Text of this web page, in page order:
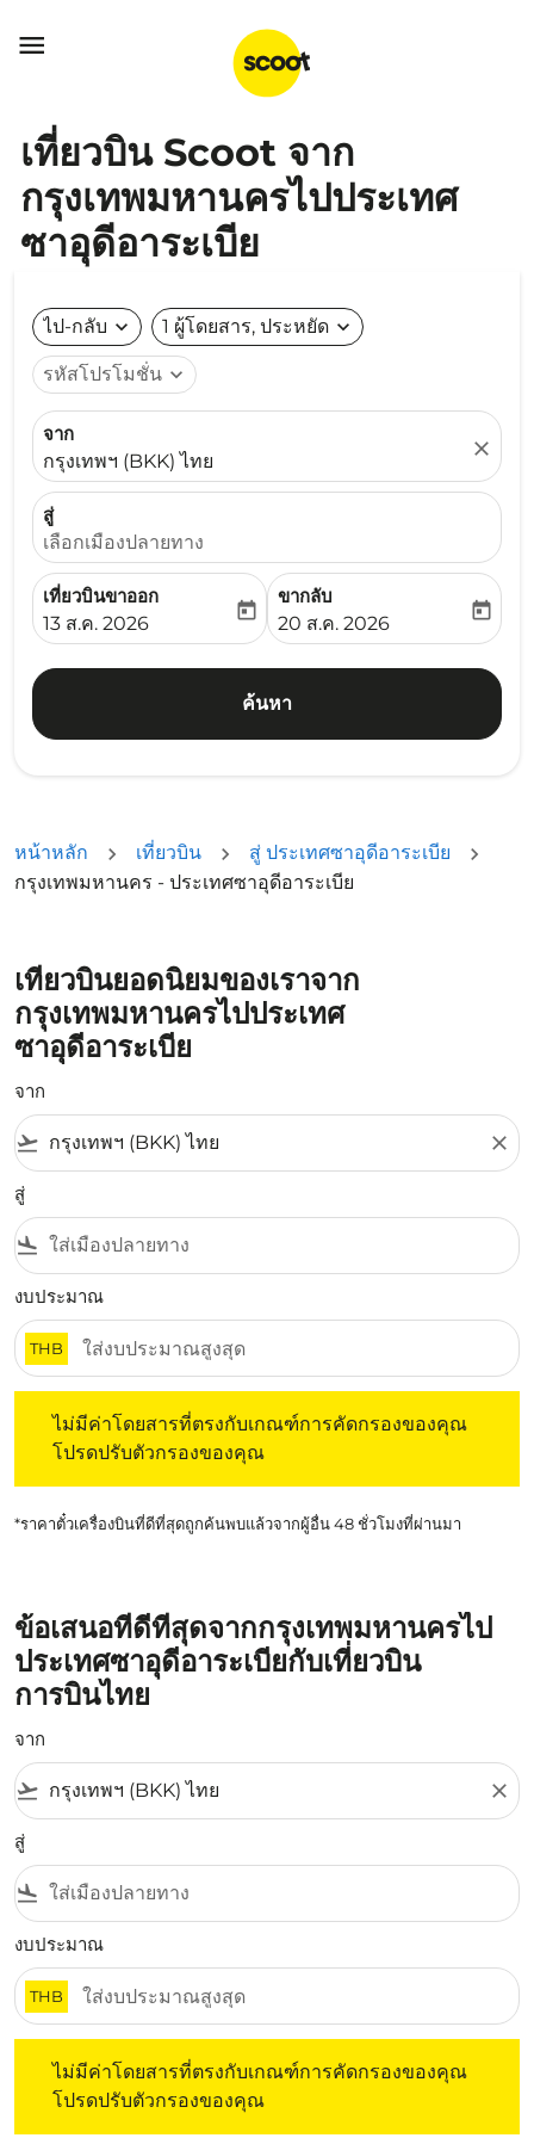

เที่ยวบิน Scoot จาก
กรุงเทพมหานครไปประเทศ
ซาอุดีอาระเบีย
ไป-กลับ expand_more 1 ผู้โดยสาร, ประหยัด expand_more
รหัสโปรโมชั่น expand_more
จาก
กรุงเทพฯ (BKK) ไทย
close
สู่
เลือกเมืองปลายทาง
เที่ยวบินขาออก
fc-booking-departure-date-aria-label
13 ส.ค. 2026
today
ขากลับ
fc-booking-return-date-
20 ส.ค. 2026
today
ค้นหา
หน้าหลัก เที่ยวบิน
สู่ ประเทศซาอุดีอาระเบีย
กรุงเทพมหานคร - ประเทศซาอุดีอาระเบีย
เที่ยวบินยอดนิยมของเราจาก
กรุงเทพมหานครไปประเทศ
ซาอุดีอาระเบีย
จาก
flight_takeoff close
สู่
flight_land
งบประมาณ
THB
ไม่มีค่าโดยสารที่ตรงกับเกณฑ์การคัดกรองของคุณ
โปรดปรับตัวกรองของคุณ
*ราคาตั๋วเครื่องบินที่ดีที่สุดถูกค้นพบแล้วจากผู้อื่น 48 ชั่วโมงที่ผ่านมา
ข้อเสนอที่ดีที่สุดจากกรุงเทพมหานครไป
ประเทศซาอุดีอาระเบียกับเที่ยวบิน
การบินไทย
จาก
flight_takeoff close
สู่
flight_land
งบประมาณ
THB
ไม่มีค่าโดยสารที่ตรงกับเกณฑ์การคัดกรองของคุณ
โปรดปรับตัวกรองของคุณ